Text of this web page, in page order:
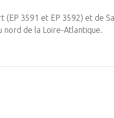
3591 et EP 3592) et de
nord de la Loire-Atlantique.